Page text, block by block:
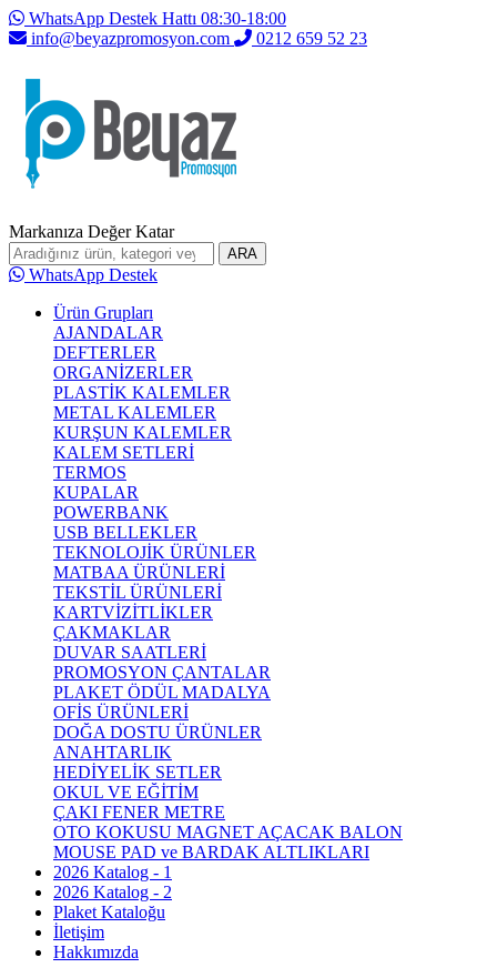
WhatsApp Destek Hattı 08:30-18:00
info@beyazpromosyon.com
0212 659 52 23
Markanıza Değer Katar
ARA
WhatsApp Destek
Ürün Grupları
AJANDALAR
DEFTERLER
ORGANİZERLER
PLASTİK KALEMLER
METAL KALEMLER
KURŞUN KALEMLER
KALEM SETLERİ
TERMOS
KUPALAR
POWERBANK
USB BELLEKLER
TEKNOLOJİK ÜRÜNLER
MATBAA ÜRÜNLERİ
TEKSTİL ÜRÜNLERİ
KARTVİZİTLİKLER
ÇAKMAKLAR
DUVAR SAATLERİ
PROMOSYON ÇANTALAR
PLAKET ÖDÜL MADALYA
OFİS ÜRÜNLERİ
DOĞA DOSTU ÜRÜNLER
ANAHTARLIK
HEDİYELİK SETLER
OKUL VE EĞİTİM
ÇAKI FENER METRE
OTO KOKUSU MAGNET AÇACAK BALON
MOUSE PAD ve BARDAK ALTLIKLARI
2026 Katalog - 1
2026 Katalog - 2
Plaket Kataloğu
İletişim
Hakkımızda